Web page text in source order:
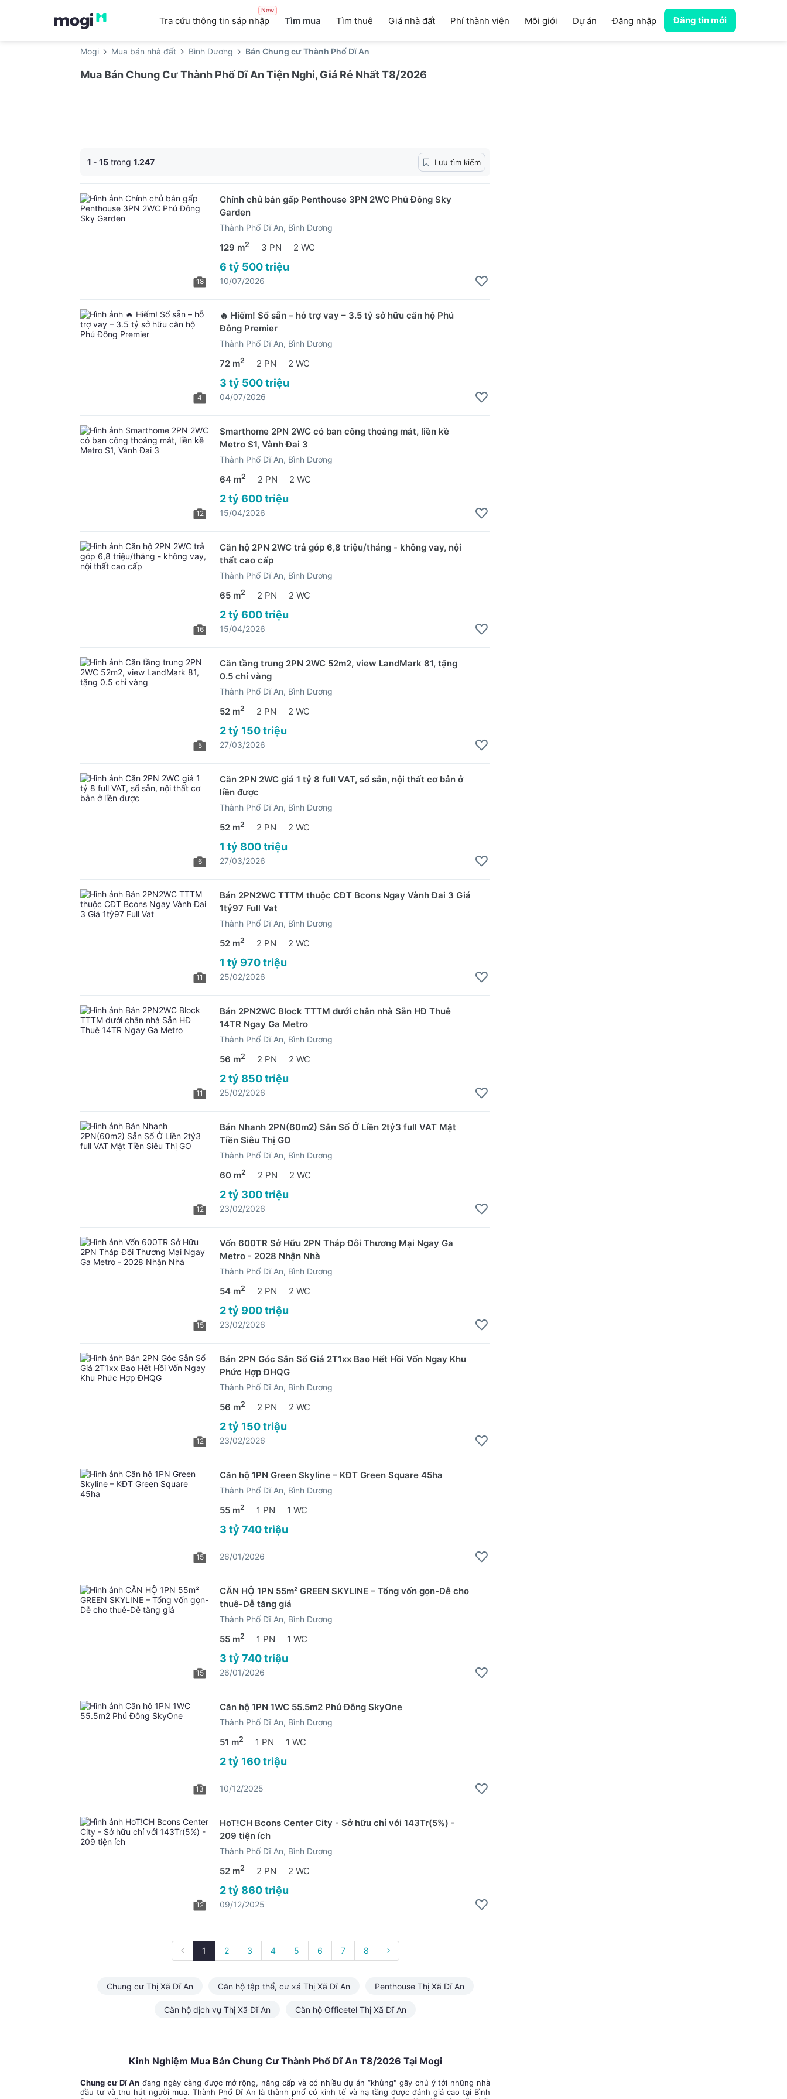
Tra cứu thông tin sáp nhập
New
Tìm mua Tìm thuê Giá nhà đất Phí thành viên Môi giới Dự án Đăng nhập Đăng tin mới
Mogi Mua bán nhà đất Bình Dương Bán Chung cư Thành Phố Dĩ An
Mua Bán Chung Cư Thành Phố Dĩ An Tiện Nghi, Giá Rẻ Nhất T8/2026
1 - 15 trong 1.247 Lưu tìm kiếm
18
Chính chủ bán gấp Penthouse 3PN 2WC Phú Đông Sky
Garden
Thành Phố Dĩ An, Bình Dương
129 m2 3 PN 2 WC
6 tỷ 500 triệu
10/07/2026
4
🔥 Hiếm! Sổ sẵn – hỗ trợ vay – 3.5 tỷ sở hữu căn hộ Phú
Đông Premier
Thành Phố Dĩ An, Bình Dương
72 m2 2 PN 2 WC
3 tỷ 500 triệu
04/07/2026
12
Smarthome 2PN 2WC có ban công thoáng mát, liền kề
Metro S1, Vành Đai 3
Thành Phố Dĩ An, Bình Dương
64 m2 2 PN 2 WC
2 tỷ 600 triệu
15/04/2026
16
Căn hộ 2PN 2WC trả góp 6,8 triệu/tháng - không vay, nội
thất cao cấp
Thành Phố Dĩ An, Bình Dương
65 m2 2 PN 2 WC
2 tỷ 600 triệu
15/04/2026
5
Căn tầng trung 2PN 2WC 52m2, view LandMark 81, tặng
0.5 chỉ vàng
Thành Phố Dĩ An, Bình Dương
52 m2 2 PN 2 WC
2 tỷ 150 triệu
27/03/2026
6
Căn 2PN 2WC giá 1 tỷ 8 full VAT, sổ sẵn, nội thất cơ bản ở
liền được
Thành Phố Dĩ An, Bình Dương
52 m2 2 PN 2 WC
1 tỷ 800 triệu
27/03/2026
11
Bán 2PN2WC TTTM thuộc CĐT Bcons Ngay Vành Đai 3 Giá
1tỷ97 Full Vat
Thành Phố Dĩ An, Bình Dương
52 m2 2 PN 2 WC
1 tỷ 970 triệu
25/02/2026
11
Bán 2PN2WC Block TTTM dưới chân nhà Sẵn HĐ Thuê
14TR Ngay Ga Metro
Thành Phố Dĩ An, Bình Dương
56 m2 2 PN 2 WC
2 tỷ 850 triệu
25/02/2026
12
Bán Nhanh 2PN(60m2) Sẵn Sổ Ở Liền 2tỷ3 full VAT Mặt
Tiền Siêu Thị GO
Thành Phố Dĩ An, Bình Dương
60 m2 2 PN 2 WC
2 tỷ 300 triệu
23/02/2026
15
Vốn 600TR Sở Hữu 2PN Tháp Đôi Thương Mại Ngay Ga
Metro - 2028 Nhận Nhà
Thành Phố Dĩ An, Bình Dương
54 m2 2 PN 2 WC
2 tỷ 900 triệu
23/02/2026
12
Bán 2PN Góc Sẵn Sổ Giá 2T1xx Bao Hết Hồi Vốn Ngay Khu
Phức Hợp ĐHQG
Thành Phố Dĩ An, Bình Dương
56 m2 2 PN 2 WC
2 tỷ 150 triệu
23/02/2026
15
Căn hộ 1PN Green Skyline – KĐT Green Square 45ha
Thành Phố Dĩ An, Bình Dương
55 m2 1 PN 1 WC
3 tỷ 740 triệu
26/01/2026
15
CĂN HỘ 1PN 55m² GREEN SKYLINE – Tổng vốn gọn-Dễ cho
thuê-Dễ tăng giá
Thành Phố Dĩ An, Bình Dương
55 m2 1 PN 1 WC
3 tỷ 740 triệu
26/01/2026
13
Căn hộ 1PN 1WC 55.5m2 Phú Đông SkyOne
Thành Phố Dĩ An, Bình Dương
51 m2 1 PN 1 WC
2 tỷ 160 triệu
10/12/2025
12
HoT!CH Bcons Center City - Sở hữu chỉ với 143Tr(5%) -
209 tiện ích
Thành Phố Dĩ An, Bình Dương
52 m2 2 PN 2 WC
2 tỷ 860 triệu
09/12/2025
1 2 3 4 5 6 7 8
Chung cư Thị Xã Dĩ An Căn hộ tập thể, cư xá Thị Xã Dĩ An Penthouse Thị Xã Dĩ An
Căn hộ dịch vụ Thị Xã Dĩ An Căn hộ Officetel Thị Xã Dĩ An
Kinh Nghiệm Mua Bán Chung Cư Thành Phố Dĩ An T8/2026 Tại Mogi
Chung cư Dĩ An đang ngày càng được mở rộng, nâng cấp và có nhiều dự án “khủng" gây chú ý tới những nhà
đầu tư và thu hút người mua. Thành Phố Dĩ An là thành phố có kinh tế và hạ tầng được đánh giá cao tại Bình